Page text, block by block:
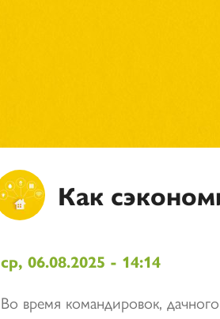
Как
ср, 06.08.2025 - 14:14
Во время командировок,